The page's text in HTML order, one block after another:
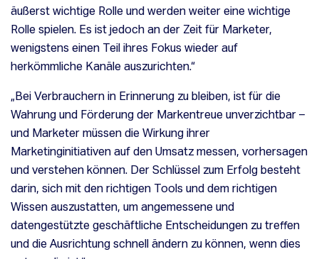
äußerst wichtige Rolle und werden weiter eine wichtige
Rolle spielen. Es ist jedoch an der Zeit für Marketer,
wenigstens einen Teil ihres Fokus wieder auf
herkömmliche Kanäle auszurichten.“
„Bei Verbrauchern in Erinnerung zu bleiben, ist für die
Wahrung und Förderung der Markentreue unverzichtbar –
und Marketer müssen die Wirkung ihrer
Marketinginitiativen auf den Umsatz messen, vorhersagen
und verstehen können. Der Schlüssel zum Erfolg besteht
darin, sich mit den richtigen Tools und dem richtigen
Wissen auszustatten, um angemessene und
datengestützte geschäftliche Entscheidungen zu treffen
und die Ausrichtung schnell ändern zu können, wenn dies